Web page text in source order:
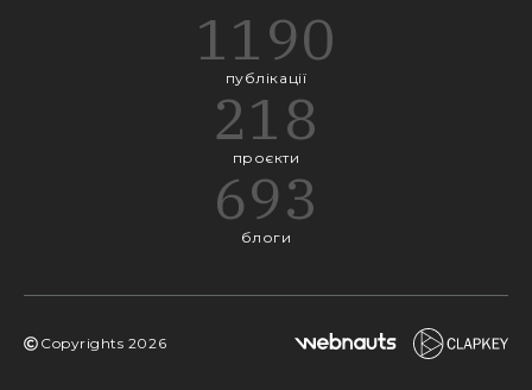
1190
публікації
218
проєкти
693
блоги
Copyrights 2026